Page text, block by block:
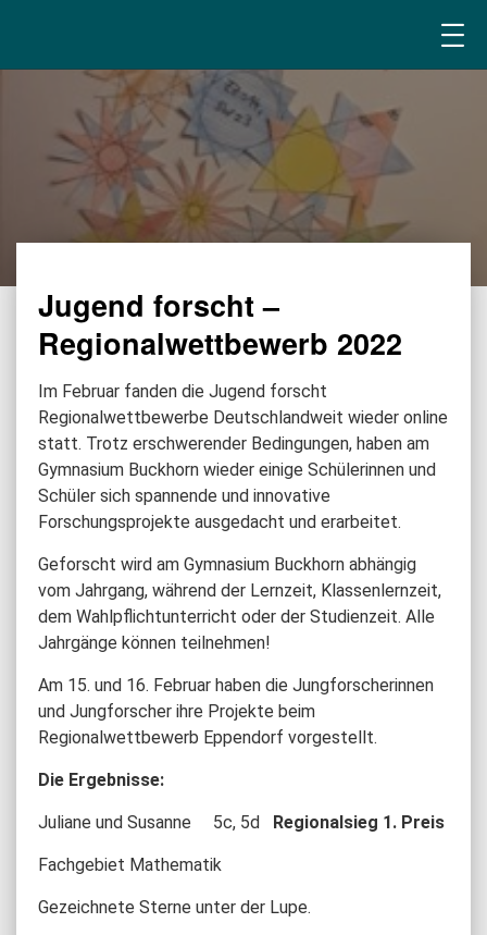
Jugend forscht –
Regionalwettbewerb 2022
Im Februar fanden die Jugend forscht
Regionalwettbewerbe Deutschlandweit wieder online
statt. Trotz erschwerender Bedingungen, haben am
Gymnasium Buckhorn wieder einige Schülerinnen und
Schüler sich spannende und innovative
Forschungsprojekte ausgedacht und erarbeitet.
Geforscht wird am Gymnasium Buckhorn abhängig
vom Jahrgang, während der Lernzeit, Klassenlernzeit,
dem Wahlpflichtunterricht oder der Studienzeit. Alle
Jahrgänge können teilnehmen!
Am 15. und 16. Februar haben die Jungforscherinnen
und Jungforscher ihre Projekte beim
Regionalwettbewerb Eppendorf vorgestellt.
Die Ergebnisse:
Juliane und Susanne 5c, 5d Regionalsieg 1. Preis
Fachgebiet Mathematik
Gezeichnete Sterne unter der Lupe.